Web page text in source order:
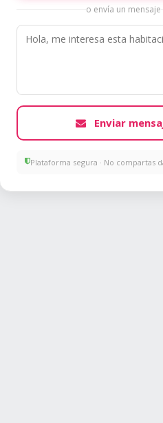
o envía un mensaje
Enviar
Plataforma segura · No compartas